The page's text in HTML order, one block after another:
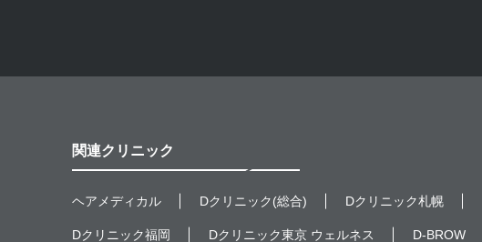
関連クリニック
ヘアメディカル Dクリニック(総合) Dクリニック札幌
Dクリニック福岡 Dクリニック東京 ウェルネス D-BROW